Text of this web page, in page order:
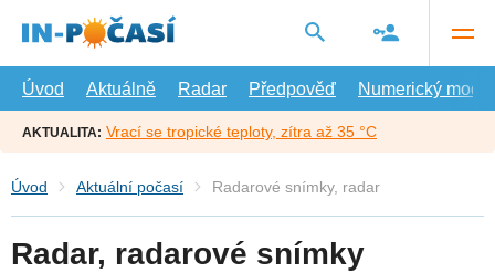
hlavní
Úvod
Aktuálně Radar Předpověď Numerický model
AKTUALITA: Vrací se tropické teploty, zítra až 35 °C
Úvod Aktuální počasí Radarové snímky, radar
Radar, radarové snímky